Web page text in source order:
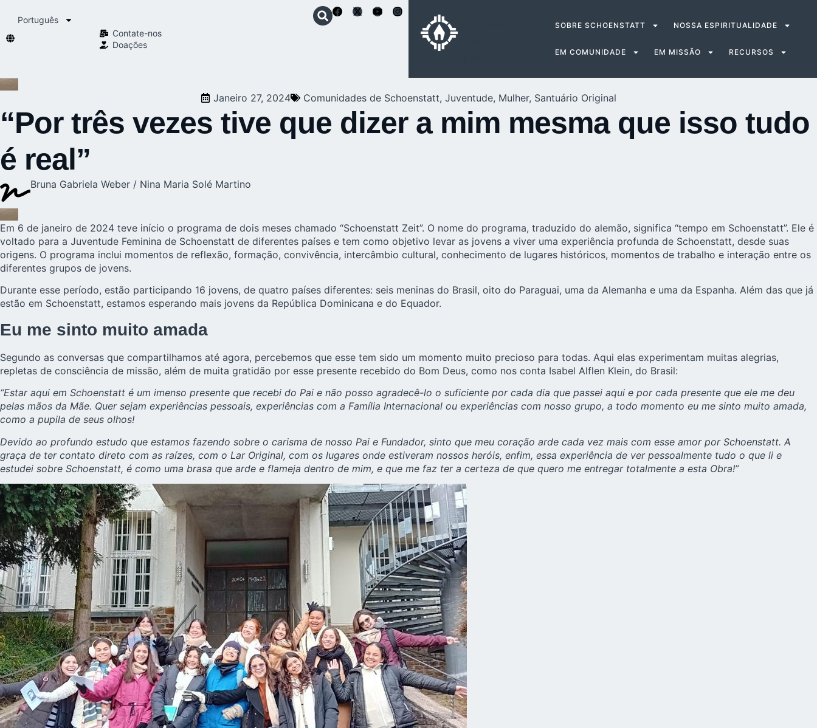
Português
Contate-nos
Doações
SOBRE SCHOENSTATT NOSSA ESPIRITUALIDADE
EM COMUNIDADE EM MISSÃO RECURSOS
Janeiro 27, 2024 Comunidades de Schoenstatt, Juventude, Mulher, Santuário Original
“Por três vezes tive que dizer a mim mesma que isso tudo
é real”
Bruna Gabriela Weber / Nina Maria Solé Martino
Em 6 de janeiro de 2024 teve início o programa de dois meses chamado “Schoenstatt Zeit”. O nome do programa, traduzido do alemão, significa “tempo em Schoenstatt”. Ele é
voltado para a Juventude Feminina de Schoenstatt de diferentes países e tem como objetivo levar as jovens a viver uma experiência profunda de Schoenstatt, desde suas
origens. O programa inclui momentos de reflexão, formação, convivência, intercâmbio cultural, conhecimento de lugares históricos, momentos de trabalho e interação entre os
diferentes grupos de jovens.
Durante esse período, estão participando 16 jovens, de quatro países diferentes: seis meninas do Brasil, oito do Paraguai, uma da Alemanha e uma da Espanha. Além das que já
estão em Schoenstatt, estamos esperando mais jovens da República Dominicana e do Equador.
Eu me sinto muito amada
Segundo as conversas que compartilhamos até agora, percebemos que esse tem sido um momento muito precioso para todas. Aqui elas experimentam muitas alegrias,
repletas de consciência de missão, além de muita gratidão por esse presente recebido do Bom Deus, como nos conta Isabel Alflen Klein, do Brasil:
“Estar aqui em Schoenstatt é um imenso presente que recebi do Pai e não posso agradecê-lo o suficiente por cada dia que passei aqui e por cada presente que ele me deu
pelas mãos da Mãe. Quer sejam experiências pessoais, experiências com a Família Internacional ou experiências com nosso grupo, a todo momento eu me sinto muito amada,
como a pupila de seus olhos!
Devido ao profundo estudo que estamos fazendo sobre o carisma de nosso Pai e Fundador, sinto que meu coração arde cada vez mais com esse amor por Schoenstatt. A
graça de ter contato direto com as raízes, com o Lar Original, com os lugares onde estiveram nossos heróis, enfim, essa experiência de ver pessoalmente tudo o que li e
estudei sobre Schoenstatt, é como uma brasa que arde e flameja dentro de mim, e que me faz ter a certeza de que quero me entregar totalmente a esta Obra!”